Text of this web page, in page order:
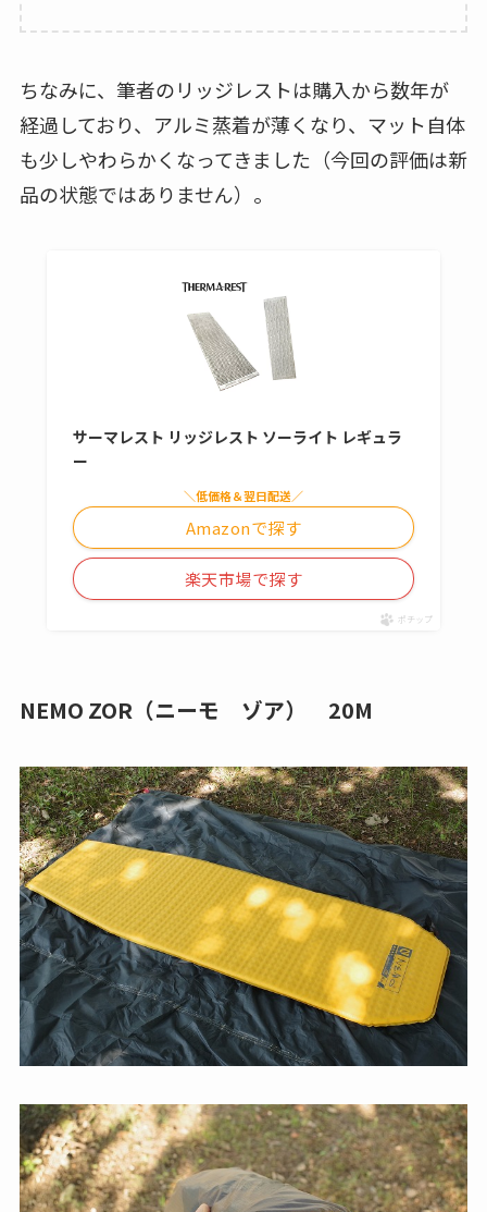
ちなみに、筆者のリッジレストは購入から数年が
経過しており、アルミ蒸着が薄くなり、マット自体
も少しやわらかくなってきました（今回の評価は新
品の状態ではありません）。
サーマレスト リッジレスト ソーライト レギュラ
ー
＼低価格＆翌日配送／
Amazonで探す
楽天市場で探す
ポチップ
NEMO ZOR（ニーモ ゾア） 20M